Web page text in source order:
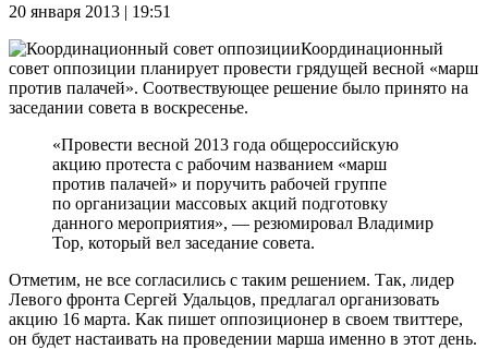
20 января 2013 | 19:51
Координационный
совет оппозиции планирует провести грядущей весной «марш
против палачей». Соотвествующее решение было принято на
заседании совета в воскресенье.
«Провести весной 2013 года общероссийскую
акцию протеста с рабочим названием «марш
против палачей» и поручить рабочей группе
по организации массовых акций подготовку
данного мероприятия», — резюмировал Владимир
Тор, который вел заседание совета.
Отметим, не все согласились с таким решением. Так, лидер
Левого фронта Сергей Удальцов, предлагал организовать
акцию 16 марта. Как пишет оппозиционер в своем твиттере,
он будет настаивать на проведении марша именно в этот день.